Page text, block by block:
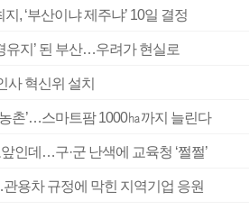
, ‘부산이냐 제주냐’ 10일 결정
유지’ 된 부산…우려가 현실로
사 혁신위 설치
촌’…스마트팜 1000㏊까지 늘린다
인데…구·군 난색에 교육청 ‘쩔쩔’
용차 규정에 막힌 지역기업 응원